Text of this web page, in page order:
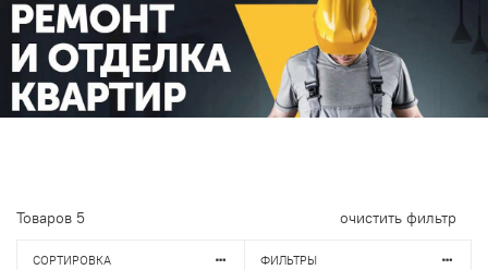
Товаров 5 очистить фильтр
СОРТИРОВКА ФИЛЬТРЫ